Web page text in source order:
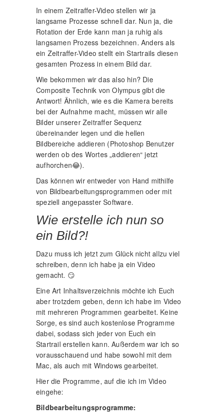
In einem Zeitraffer-Video stellen wir ja
langsame Prozesse schnell dar. Nun ja, die
Rotation der Erde kann man ja ruhig als
langsamen Prozess bezeichnen. Anders als
ein Zeitraffer-Video stellt ein Startrails diesen
gesamten Prozess in einem Bild dar.
Wie bekommen wir das also hin? Die
Composite Technik von Olympus gibt die
Antwort! Ähnlich, wie es die Kamera bereits
bei der Aufnahme macht, müssen wir alle
Bilder unserer Zeitraffer Sequenz
übereinander legen und die hellen
Bildbereiche addieren (Photoshop Benutzer
werden ob des Wortes „addieren“ jetzt
aufhorchen😂).
Das können wir entweder von Hand mithilfe
von Bildbearbeitungsprogrammen oder mit
speziell angepasster Software.
Wie erstelle ich nun so
ein Bild?!
Dazu muss ich jetzt zum Glück nicht allzu viel
schreiben, denn ich habe ja ein Video
gemacht. 😏
Eine Art Inhaltsverzeichnis möchte ich Euch
aber trotzdem geben, denn ich habe im Video
mit mehreren Programmen gearbeitet. Keine
Sorge, es sind auch kostenlose Programme
dabei, sodass sich jeder von Euch ein
Startrail erstellen kann. Außerdem war ich so
vorausschauend und habe sowohl mit dem
Mac, als auch mit Windows gearbeitet.
Hier die Programme, auf die ich im Video
eingehe:
Bildbearbeitungsprogramme: